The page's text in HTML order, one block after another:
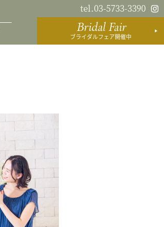
tel.03-5733-3390
Bridal Fair
ブライダルフェア開催中